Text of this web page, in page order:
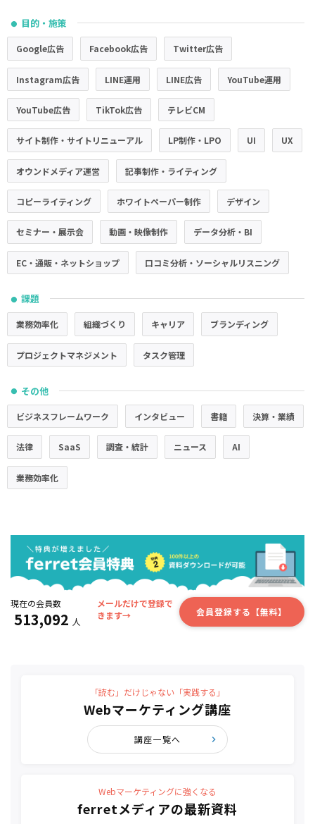
● 目的・施策
Google広告 Facebook広告 Twitter広告
Instagram広告 LINE運用 LINE広告 YouTube運用
YouTube広告 TikTok広告 テレビCM
サイト制作・サイトリニューアル LP制作・LPO UI UX
オウンドメディア運営 記事制作・ライティング
コピーライティング ホワイトペーパー制作 デザイン
セミナー・展示会 動画・映像制作 データ分析・BI
EC・通販・ネットショップ 口コミ分析・ソーシャルリスニング
● 課題
業務効率化 組織づくり キャリア ブランディング
プロジェクトマネジメント タスク管理
● その他
ビジネスフレームワーク インタビュー 書籍 決算・業績
法律 SaaS 調査・統計 ニュース AI
業務効率化
現在の会員数
513,092 人
メールだけで登録で
きます→
会員登録する【無料】
「読む」だけじゃない「実践する」
Webマーケティング講座
講座一覧へ
Webマーケティングに強くなる
ferretメディアの最新資料